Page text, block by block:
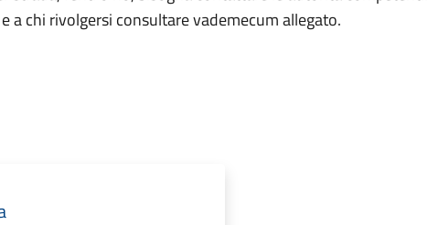
a chi rivolgersi consultare vademecum allegato.